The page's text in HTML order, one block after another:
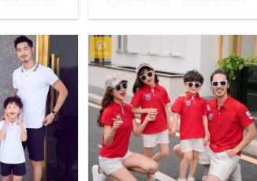
từ
120,000đ
đến
320,000đ
từ